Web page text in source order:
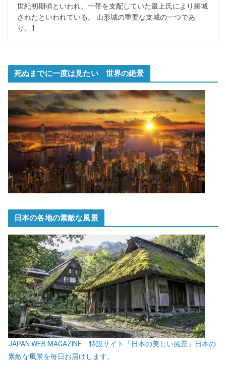
世紀初期頃といわれ、一帯を支配していた最上氏により築城
されたといわれている。 山形城の重要な支城の一つであ
り、1
死ぬまでに一度は見たい 世界の絶景
日本の各地の素敵な風景
JAPAN WEB MAGAZINE 特設サイト「日本の美しい風景」日本の
素敵な風景を毎日お届けします。